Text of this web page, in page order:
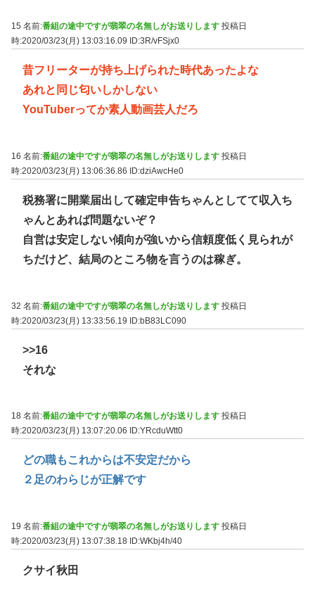
15 名前:番組の途中ですが翡翠の名無しがお送りします 投稿日
時:2020/03/23(月) 13:03:16.09
ID:3R/vFSjx0
昔フリーターが持ち上げられた時代あったよな
あれと同じ匂いしかしない
YouTuberってか素人動画芸人だろ
16 名前:番組の途中ですが翡翠の名無しがお送りします 投稿日
時:2020/03/23(月) 13:06:36.86
ID:dziAwcHe0
税務署に開業届出して確定申告ちゃんとしてて収入ち
ゃんとあれば問題ないぞ？
自営は安定しない傾向が強いから信頼度低く見られが
ちだけど、結局のところ物を言うのは稼ぎ。
32 名前:番組の途中ですが翡翠の名無しがお送りします 投稿日
時:2020/03/23(月) 13:33:56.19 ID:bB83LC090
>>16
それな
18 名前:番組の途中ですが翡翠の名無しがお送りします 投稿日
時:2020/03/23(月) 13:07:20.06
ID:YRcduWtt0
どの職もこれからは不安定だから
２足のわらじが正解です
19 名前:番組の途中ですが翡翠の名無しがお送りします 投稿日
時:2020/03/23(月) 13:07:38.18 ID:WKbj4h/40
クサイ秋田